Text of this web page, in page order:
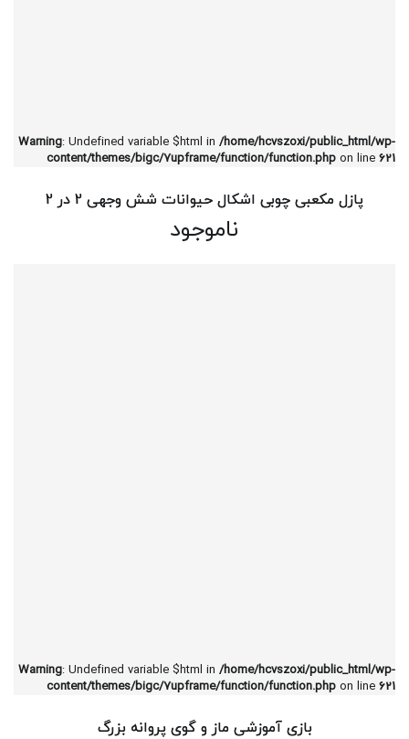
Warning: Undefined variable $html in /home/hcvszoxi/public_html/wp-
content/themes/bigc/7upframe/function/function.php on line 621
پازل مکعبی چوبی اشکال حیوانات شش وجهی 2 در 2
ناموجود
Warning: Undefined variable $html in /home/hcvszoxi/public_html/wp-
content/themes/bigc/7upframe/function/function.php on line 621
بازی آموزشی ماز و گوی پروانه بزرگ